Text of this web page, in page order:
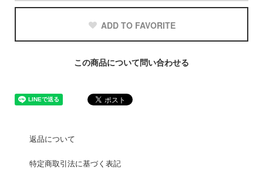
ADD TO FAVORITE
この商品について問い合わせる
返品について
特定商取引法に基づく表記